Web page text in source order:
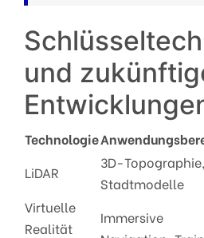
und
Technologie
LiDAR
3D-Topographie,
Stadtmodelle
Virtuelle
Realität
Immersive